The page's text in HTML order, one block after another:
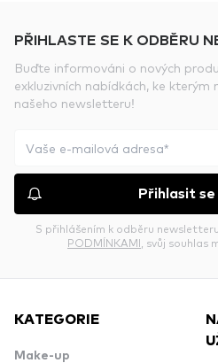
PŘIHLASTE SE K ODBĚRU
Buďte informováni o nových
exkluzivních nabídkách, ke
našeho newsletteru!
Přihlasit
S přihlášením k odběru
PODMÍNKAMI , svůj souhlas
KATEGORIE
Make-up